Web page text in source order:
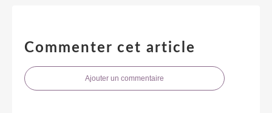
Commenter cet article
Ajouter un commentaire